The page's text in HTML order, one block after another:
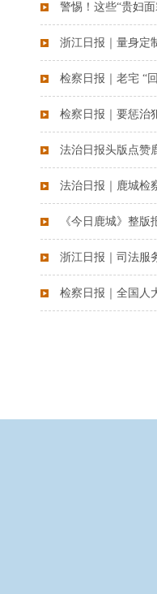
警惕！这些“贵妇
浙江日报｜量身定
检察日报｜老宅 “
检察日报｜要惩治
法治日报头版点赞
法治日报｜鹿城检
《今日鹿城》整
浙江日报｜司法服
检察日报｜全国人